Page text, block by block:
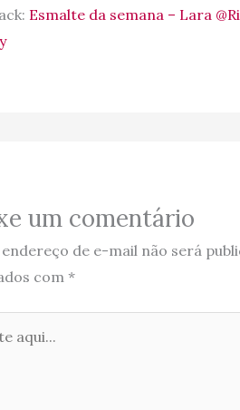
Esmalte da semana – Lara
um comentário
endereço de e-mail não será
com *